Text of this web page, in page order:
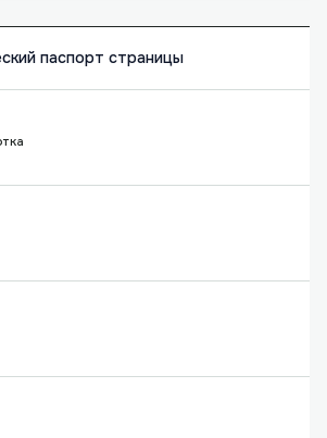
паспорт страницы